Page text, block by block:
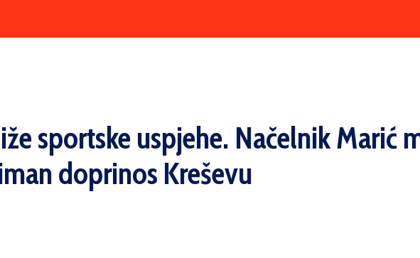
sportske uspjehe. Načelnik Marić
doprinos Kreševu